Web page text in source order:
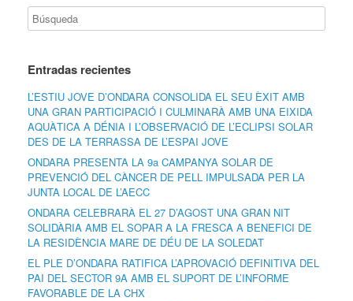
Entradas recientes
L’ESTIU JOVE D’ONDARA CONSOLIDA EL SEU ÈXIT AMB
UNA GRAN PARTICIPACIÓ I CULMINARÀ AMB UNA EIXIDA
AQUÀTICA A DÉNIA I L’OBSERVACIÓ DE L’ECLIPSI SOLAR
DES DE LA TERRASSA DE L’ESPAI JOVE
ONDARA PRESENTA LA 9a CAMPANYA SOLAR DE
PREVENCIÓ DEL CÀNCER DE PELL IMPULSADA PER LA
JUNTA LOCAL DE L’AECC
ONDARA CELEBRARÀ EL 27 D’AGOST UNA GRAN NIT
SOLIDÀRIA AMB EL SOPAR A LA FRESCA A BENEFICI DE
LA RESIDÈNCIA MARE DE DÉU DE LA SOLEDAT
EL PLE D’ONDARA RATIFICA L’APROVACIÓ DEFINITIVA DEL
PAI DEL SECTOR 9A AMB EL SUPORT DE L’INFORME
FAVORABLE DE LA CHX